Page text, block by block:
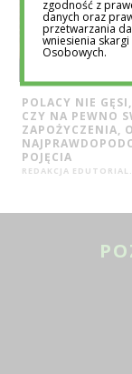
POLACY NIE
CZY NA PEWNO
ZAPOŻYCZENIA,
POJĘCIA
REDAKCJA
zgodność z
danych oraz
przetwarzania
wniesienia
Osobowych.